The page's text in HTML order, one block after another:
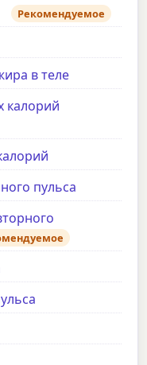
Рекомендуемое
в теле
калорий
пульса